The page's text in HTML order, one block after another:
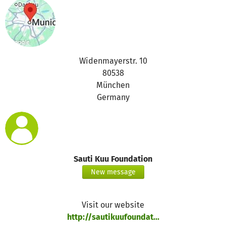
Widenmayerstr. 10
80538
München
Germany
Sauti Kuu Foundation
New message
Visit our website
http://sautikuufoundat...